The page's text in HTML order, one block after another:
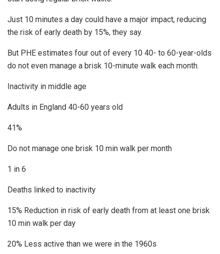
Just 10 minutes a day could have a major impact, reducing
the risk of early death by 15%, they say.
But PHE estimates four out of every 10 40- to 60-year-olds
do not even manage a brisk 10-minute walk each month.
Inactivity in middle age
Adults in England 40-60 years old
41%
Do not manage one brisk 10 min walk per month
1 in 6
Deaths linked to inactivity
15% Reduction in risk of early death from at least one brisk
10 min walk per day
20% Less active than we were in the 1960s